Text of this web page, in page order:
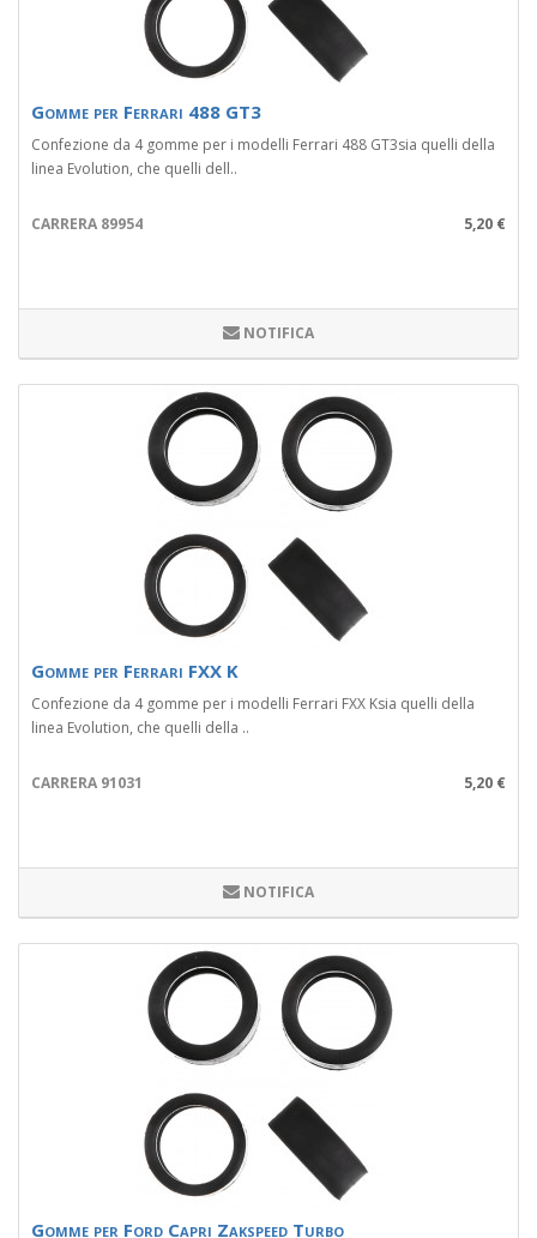
Gomme per Ferrari 488 GT3
Confezione da 4 gomme per i modelli Ferrari 488 GT3sia quelli della
linea Evolution, che quelli dell..
CARRERA 89954 5,20 €
NOTIFICA
Gomme per Ferrari FXX K
Confezione da 4 gomme per i modelli Ferrari FXX Ksia quelli della
linea Evolution, che quelli della ..
CARRERA 91031 5,20 €
NOTIFICA
Gomme per Ford Capri Zakspeed Turbo